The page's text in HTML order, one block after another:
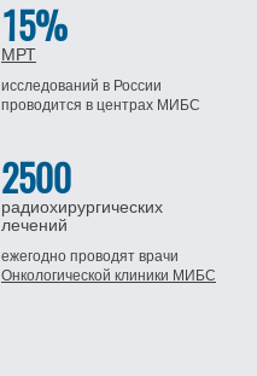
15%
МРТ
исследований в России
проводится в центрах МИБС
2500
радиохирургических
лечений
ежегодно проводят врачи
Онкологической клиники МИБС